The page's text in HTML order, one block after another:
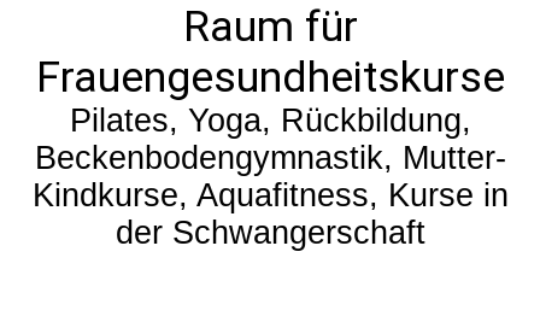
Raum für
Frauengesundheitskurse
Pilates, Yoga, Rückbildung,
Beckenbodengymnastik, Mutter-
Kindkurse, Aquafitness, Kurse in
der Schwangerschaft